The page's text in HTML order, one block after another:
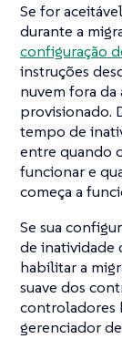
Se for
durante a
configuração
instruções
nuvem fora
provisionado.
tempo de
entre quando
funcionar e
começa a
Se sua
de inatividade
habilitar a
suave dos
controladores
gerenciador